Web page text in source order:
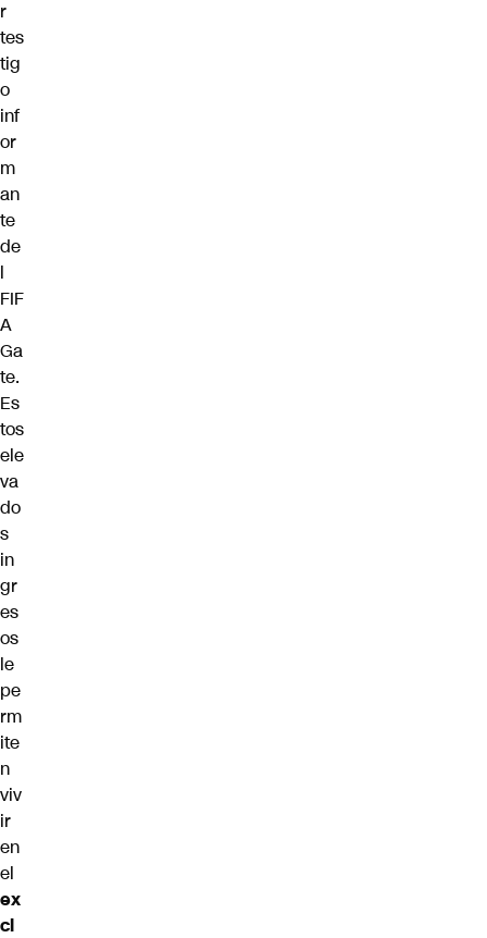
r
tes
tig
o
inf
or
m
an
te
de
l
FIF
A
Ga
te.
Es
tos
ele
va
do
s
in
gr
es
os
le
pe
rm
ite
n
viv
ir
en
el
ex
cl